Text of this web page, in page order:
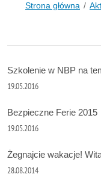
Strona główna
Szkolenie w NBP na
19.05.2016
Bezpieczne Ferie 2015
19.05.2016
Żegnajcie wakacje!
28.08.2014